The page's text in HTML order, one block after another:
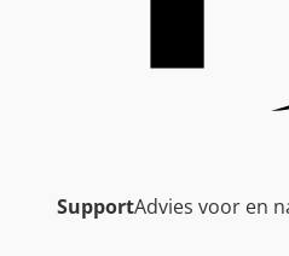
SupportAdvies voor en